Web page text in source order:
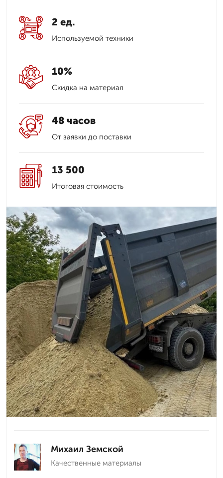
2 ед.
Используемой техники
10%
Скидка на материал
48 часов
От заявки до поставки
13 500
Итоговая стоимость
Михаил Земской
Качественные материалы